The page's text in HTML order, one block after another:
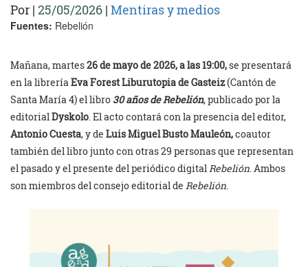
Por | 25/05/2026 | Mentiras y medios
Fuentes: Rebelión
Mañana, martes26 de mayo de 2026, a las 19:00,se presentará
en la libreríaEva Forest Liburutopia de Gasteiz(Cantón de
Santa María 4) el libro 30 años de Rebelión, publicado por la
editorialDyskolo. El acto contará con la presencia del editor,
Antonio Cuesta, y de Luis Miguel Busto Mauleón,coautor
también del libro junto con otras 29 personas que representan
el pasado y el presente del periódico digitalRebelión. Ambos
son miembros del consejo editorial de Rebelión.